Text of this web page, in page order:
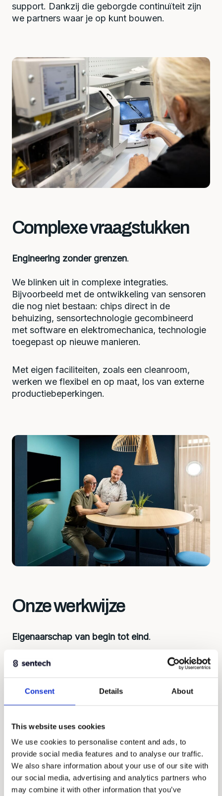
Consent Details About
This website uses cookies
We use cookies to personalise content and ads, to
provide social media features and to analyse our traffic.
We also share information about your use of our site with
our social media, advertising and analytics partners who
may combine it with other information that you’ve
support. Dankzij die geborgde continuïteit zijn
we partners waar je op kunt bouwen.
Complexe vraagstukken
Engineering zonder grenzen.
We blinken uit in complexe integraties.
Bijvoorbeeld met de ontwikkeling van sensoren
die nog niet bestaan: chips direct in de
behuizing, sensortechnologie gecombineerd
met software en elektromechanica, technologie
toegepast op nieuwe manieren.
Met eigen faciliteiten, zoals een cleanroom,
werken we flexibel en op maat, los van externe
productiebeperkingen.
Onze werkwijze
Eigenaarschap van begin tot eind.
Eerst begrijpen, dan bouwen. Elke oplossing
begint bij de juiste vragen: wat wil je meten,
budget? Dat bepaalt de aanpak, overwegingen
over ontwikkeling, levertijd en kosten.
mee en nemen verantwoordelijkheid voor het
geheel.